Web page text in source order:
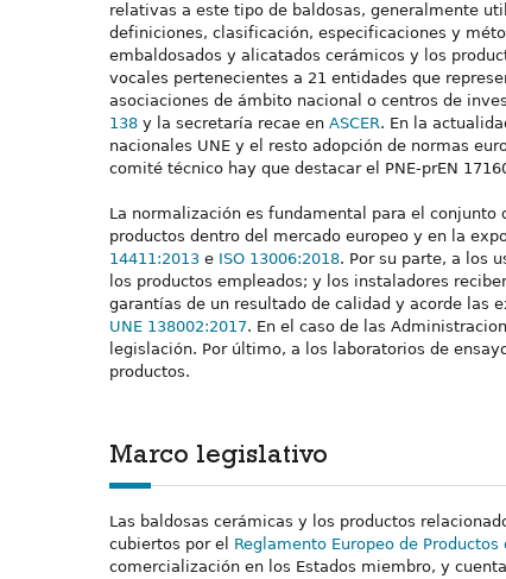
relativas a este tipo de baldosas, generalmente
definiciones, clasificación, especificaciones y
embaldosados y alicatados cerámicos y los
vocales pertenecientes a 21 entidades que
asociaciones de ámbito nacional o centros de
138 y la secretaría recae en ASCER. En la
nacionales UNE y el resto adopción de normas
comité técnico hay que destacar el PNE-prEN
La normalización es fundamental para el
productos dentro del mercado europeo y en la
14411:2013 e ISO 13006:2018. Por su parte, a los
los productos empleados; y los instaladores
garantías de un resultado de calidad y acorde las
UNE 138002:2017. En el caso de las
legislación. Por último, a los laboratorios de
productos.
Marco legislativo
Las baldosas cerámicas y los productos
cubiertos por el Reglamento Europeo de
comercialización en los Estados miembro, y